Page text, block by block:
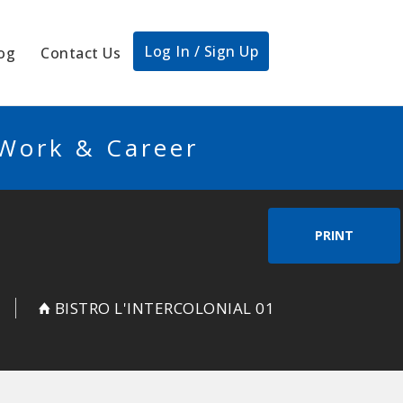
Contact Us Log In / Sign Up
& Career
PRINT
BISTRO L'INTERCOLONIAL 01